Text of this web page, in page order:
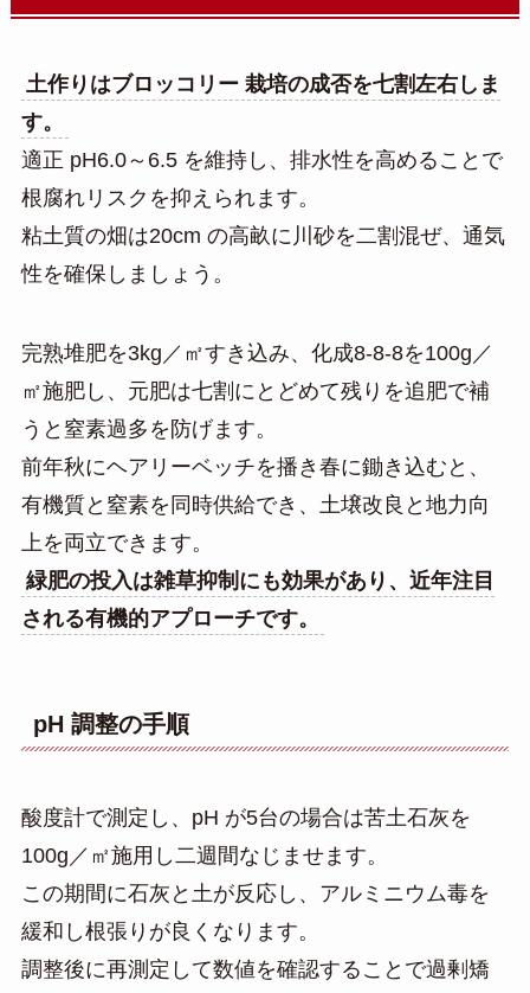
土作りはブロッコリー 栽培の成否を七割左右しま
す。
適正 pH6.0～6.5 を維持し、排水性を高めることで
根腐れリスクを抑えられます。
粘土質の畑は20cm の高畝に川砂を二割混ぜ、通気
性を確保しましょう。
完熟堆肥を3kg／㎡すき込み、化成8-8-8を100g／
㎡施肥し、元肥は七割にとどめて残りを追肥で補
うと窒素過多を防げます。
前年秋にヘアリーベッチを播き春に鋤き込むと、
有機質と窒素を同時供給でき、土壌改良と地力向
上を両立できます。
緑肥の投入は雑草抑制にも効果があり、近年注目
される有機的アプローチです。
pH 調整の手順
酸度計で測定し、pH が5台の場合は苦土石灰を
100g／㎡施用し二週間なじませます。
この期間に石灰と土が反応し、アルミニウム毒を
緩和し根張りが良くなります。
調整後に再測定して数値を確認することで過剰矯